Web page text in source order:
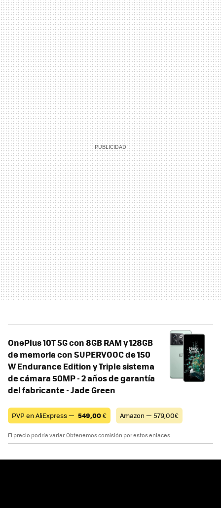
OnePlus 10T 5G con 8GB RAM y 128GB
de memoria con SUPERVOOC de 150
W Endurance Edition y Triple sistema
de cámara 50MP - 2 años de garantía
del fabricante - Jade Green
PVP en AliExpress — 549,00€ Amazon — 579,00€
El precio podría variar. Obtenemos comisión por estos enlaces